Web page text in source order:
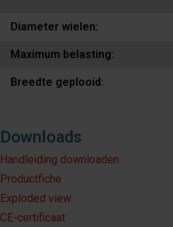
Diameter wielen:
Maximum belasting:
Breedte geplooid:
Downloads
Handleiding downloaden
Productfiche
Exploded view
CE-certificaat